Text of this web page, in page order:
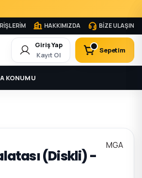
HAKKIMIZDA BİZE ULAŞIN
Giriş Yap
Kayıt Ol
Sepetim
KONUMU
(Diskli) -
MGA